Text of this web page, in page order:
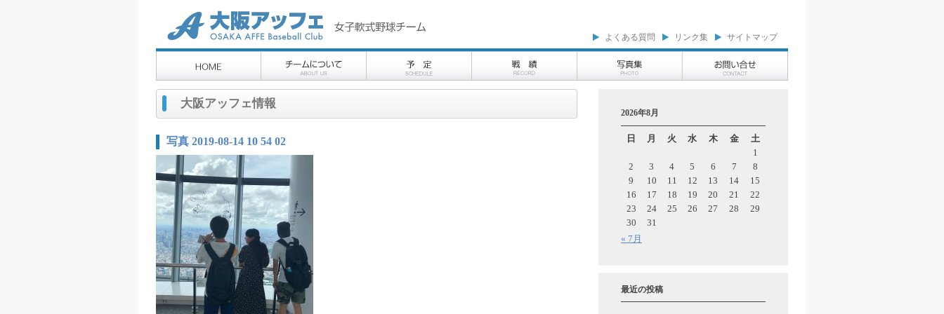
よくある質問 リンク集 サイトマップ
大阪アッフェ情報
写真 2019-08-14 10 54 02
2026年8月
日 月 火 水 木 金 土
« 7月
1
2
3 4 5 6 7
8
9
10 11 12 13 14
15
16
17 18 19 20 21
22
23
24 25 26 27 28
29
30
31
最近の投稿